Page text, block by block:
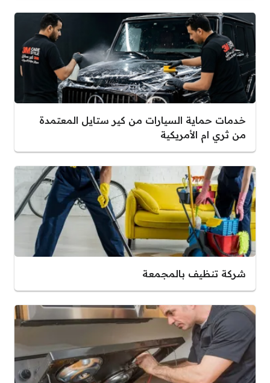
خدمات حماية السيارات من كير ستايل المعتمدة
من ثري ام الأمريكية
شركة تنظيف بالمجمعة